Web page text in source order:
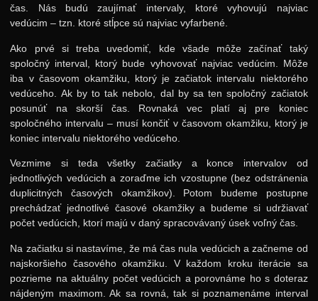
čas. Nás budú zaujímať intervaly, ktoré vyhovujú najviac
vedúcim – tzn. ktoré stĺpce sú najviac vyfarbené.
Ako prvé si treba uvedomiť, kde všade môže začínať taký
spoločný interval, ktorý bude vyhovovať najviac vedúcim. Môže
iba v časovom okamžiku, ktorý je začiatok intervalu niektorého
vedúceho. Ak by to tak nebolo, dal by sa ten spoločný začiatok
posunúť na skorší čas. Rovnaká vec platí aj pre koniec
spoločného intervalu – musí končiť v časovom okamžiku, ktorý je
koniec intervalu niektorého vedúceho.
Vezmime si teda všetky začiatky a konce intervalov od
jednotlivých vedúcich a zoraďme ich vzostupne (bez odstránenia
duplicitných časových okamžikov). Potom budeme postupne
prechádzať jednotlivé časové okamžiky a budeme si udržiavať
počet vedúcich, ktorí majú v daný spracovávaný úsek voľný čas.
Na začiatku si nastavíme, že má čas nula vedúcich a začneme od
najskoršieho časového okamžiku. V každom kroku iterácie sa
pozrieme na aktuálny počet vedúcich a porovnáme ho s doteraz
nájdeným maximom. Ak sa rovná, tak si poznamenáme interval